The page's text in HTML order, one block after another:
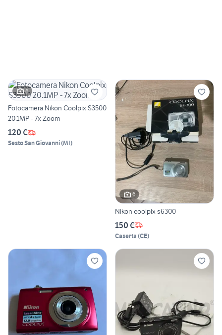
6
Fotocamera Nikon Coolpix S3500
20.1MP - 7x Zoom
120 €
Sesto San Giovanni(MI)
6
Nikon coolpix s6300
150 €
Caserta (CE)